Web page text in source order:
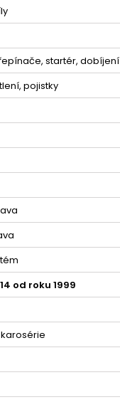
startér, dobíjení
pojistky
od roku 1999